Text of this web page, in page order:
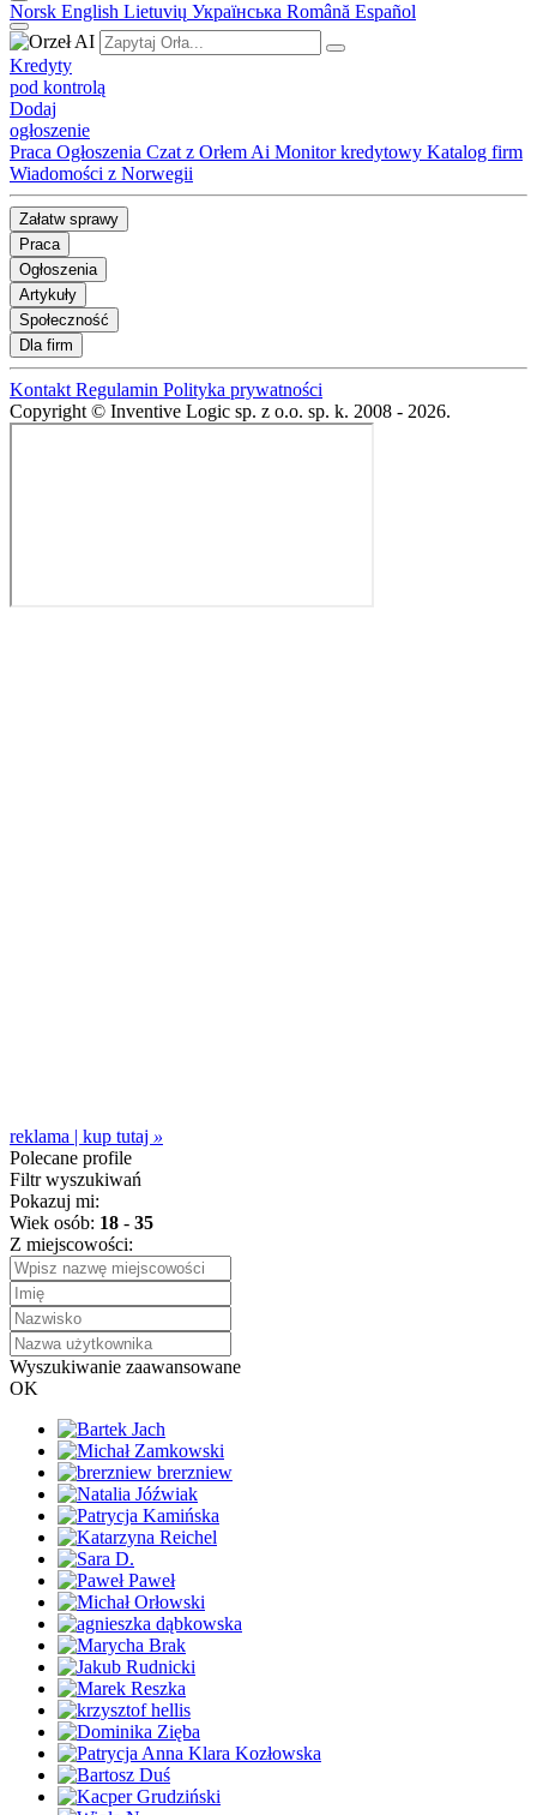
Norsk English Lietuvių Українська Română Español
Kredyty
pod kontrolą
Dodaj
ogłoszenie
Praca Ogłoszenia Czat z Orłem Ai Monitor kredytowy Katalog firm
Wiadomości z Norwegii
Załatw sprawy
Praca
Ogłoszenia
Artykuły
Społeczność
Dla firm
Kontakt Regulamin Polityka prywatności
Copyright © Inventive Logic sp. z o.o. sp. k. 2008 - 2026.
reklama | kup tutaj »
Polecane profile
Filtr wyszukiwań
Pokazuj mi:
Wiek osób: 18 - 35
Z miejscowości:
Wyszukiwanie zaawansowane
OK